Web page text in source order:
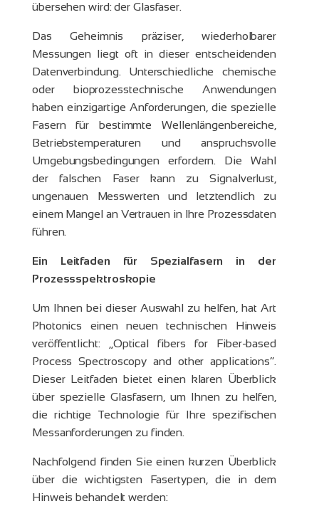
übersehen wird: der Glasfaser.
Das Geheimnis präziser, wiederholbarer
Messungen liegt oft in dieser entscheidenden
Datenverbindung. Unterschiedliche chemische
oder bioprozesstechnische Anwendungen
haben einzigartige Anforderungen, die spezielle
Fasern für bestimmte Wellenlängenbereiche,
Betriebstemperaturen und anspruchsvolle
Umgebungsbedingungen erfordern. Die Wahl
der falschen Faser kann zu Signalverlust,
ungenauen Messwerten und letztendlich zu
einem Mangel an Vertrauen in Ihre Prozessdaten
führen.
Ein Leitfaden für Spezialfasern in der
Prozessspektroskopie
Um Ihnen bei dieser Auswahl zu helfen, hat Art
Photonics einen neuen technischen Hinweis
veröffentlicht: „Optical fibers for Fiber-based
Process Spectroscopy and other applications“.
Dieser Leitfaden bietet einen klaren Überblick
über spezielle Glasfasern, um Ihnen zu helfen,
die richtige Technologie für Ihre spezifischen
Messanforderungen zu finden.
Nachfolgend finden Sie einen kurzen Überblick
über die wichtigsten Fasertypen, die in dem
Hinweis behandelt werden: